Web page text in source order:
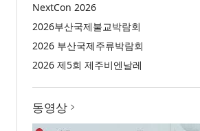
NextCon 2026
2026부산국제불교박람회
2026 부산국제주류박람회
2026 제5회 제주비엔날레
동영상